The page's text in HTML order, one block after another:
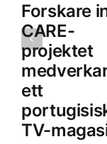
Forskare
CARE-
projektet
ett
TV-